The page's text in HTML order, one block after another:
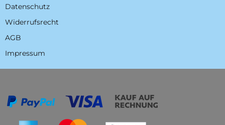
Datenschutz
Widerrufsrecht
AGB
Impressum